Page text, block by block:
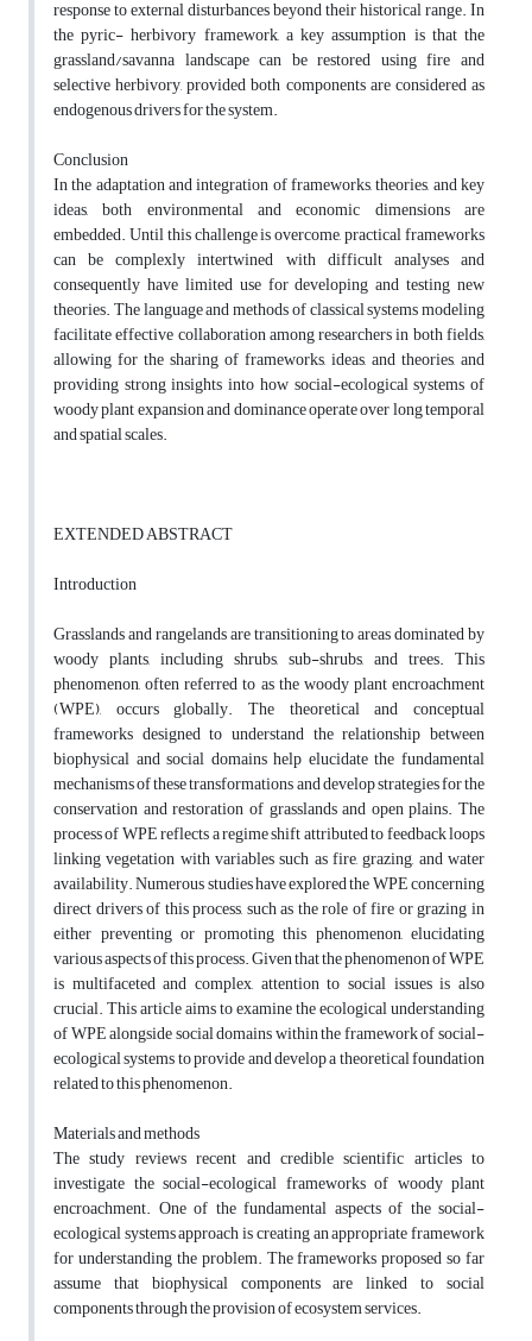
response to external disturbances beyond their historical range. In
the pyric- herbivory framework, a key assumption is that the
grassland/savanna landscape can be restored using fire and
selective herbivory, provided both components are considered as
endogenous drivers for the system.
Conclusion
In the adaptation and integration of frameworks, theories, and key
ideas, both environmental and economic dimensions are
embedded. Until this challenge is overcome, practical frameworks
can be complexly intertwined with difficult analyses and
consequently have limited use for developing and testing new
theories. The language and methods of classical systems modeling
facilitate effective collaboration among researchers in both fields,
allowing for the sharing of frameworks, ideas, and theories, and
providing strong insights into how social-ecological systems of
woody plant expansion and dominance operate over long temporal
and spatial scales.
EXTENDED ABSTRACT
Introduction
Grasslands and rangelands are transitioning to areas dominated by
woody plants, including shrubs, sub-shrubs, and trees. This
phenomenon, often referred to as the woody plant encroachment
(WPE), occurs globally. The theoretical and conceptual
frameworks designed to understand the relationship between
biophysical and social domains help elucidate the fundamental
mechanisms of these transformations and develop strategies for the
conservation and restoration of grasslands and open plains. The
process of WPE reflects a regime shift attributed to feedback loops
linking vegetation with variables such as fire, grazing, and water
availability. Numerous studies have explored the WPE concerning
direct drivers of this process, such as the role of fire or grazing in
either preventing or promoting this phenomenon, elucidating
various aspects of this process. Given that the phenomenon of WPE
is multifaceted and complex, attention to social issues is also
crucial. This article aims to examine the ecological understanding
of WPE alongside social domains within the framework of social-
ecological systems to provide and develop a theoretical foundation
related to this phenomenon.
Materials and methods
The study reviews recent and credible scientific articles to
investigate the social-ecological frameworks of woody plant
encroachment. One of the fundamental aspects of the social-
ecological systems approach is creating an appropriate framework
for understanding the problem. The frameworks proposed so far
assume that biophysical components are linked to social
components through the provision of ecosystem services.